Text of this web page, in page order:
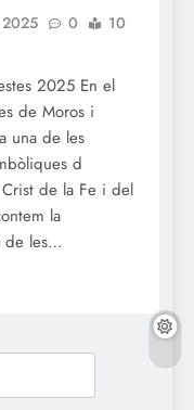
0
10
2025 En el
de Moros i
una de les
d
Crist de la Fe i del
la
de les…